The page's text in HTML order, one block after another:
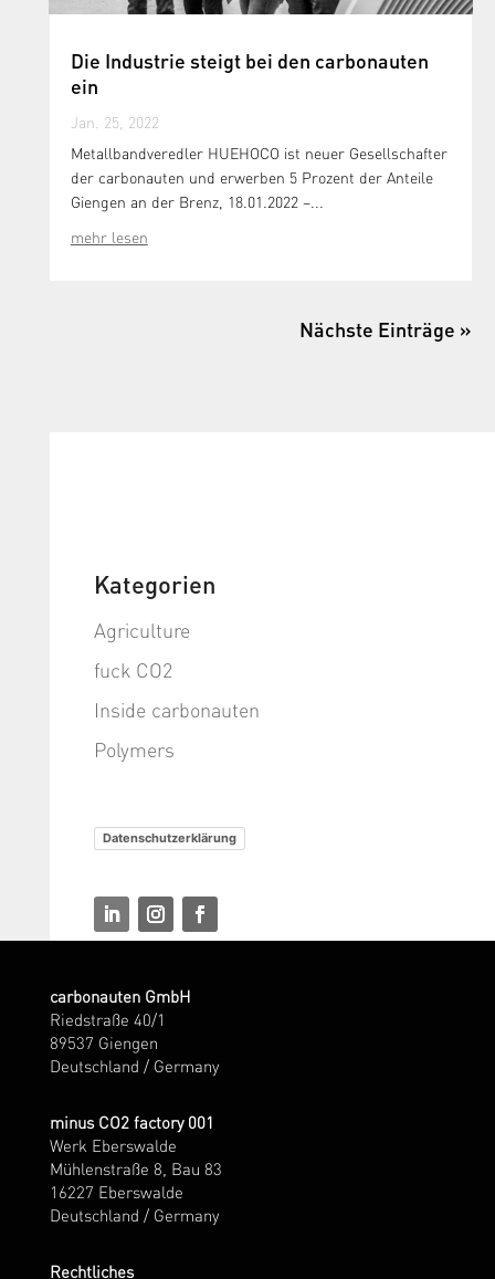
Die Industrie steigt bei den carbonauten
ein
Jan. 25, 2022
Metallbandveredler HUEHOCO ist neuer Gesellschafter
der carbonauten und erwerben 5 Prozent der Anteile
Giengen an der Brenz, 18.01.2022 –...
mehr lesen
Nächste Einträge »
Kategorien
Agriculture
fuck CO2
Inside carbonauten
Polymers
Datenschutzerklärung
carbonauten GmbH
Riedstraße 40/1
89537 Giengen
Deutschland / Germany
minus CO2 factory 001
Werk Eberswalde
Mühlenstraße 8, Bau 83
16227 Eberswalde
Deutschland / Germany
Rechtliches